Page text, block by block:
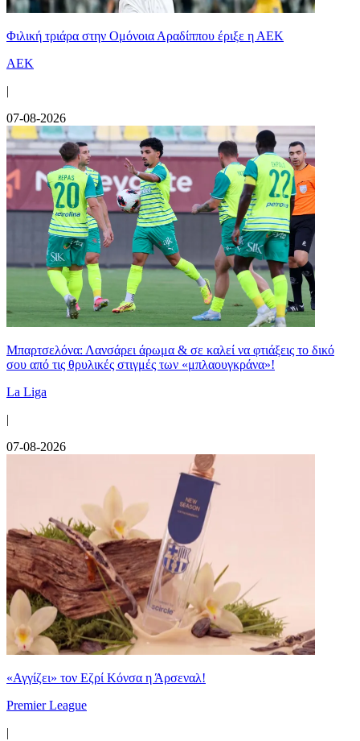
Φιλική τριάρα στην Ομόνοια Αραδίππου έριξε η ΑΕΚ
ΑΕΚ
|
07-08-2026
Μπαρτσελόνα: Λανσάρει άρωμα & σε καλεί να φτιάξεις το δικό
σου από τις θρυλικές στιγμές των «μπλαουγκράνα»!
La Liga
|
07-08-2026
«Αγγίζει» τον Εζρί Κόνσα η Άρσεναλ!
Premier League
|